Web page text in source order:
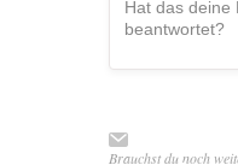
Hat das deine
beantwortet?
Brauchst du noch